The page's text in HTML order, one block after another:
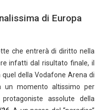
di Europa
che entrerà di diritto nella
infatti dal risultato finale, il
della Vodafone Arena di
un momento altissimo per
assolute della